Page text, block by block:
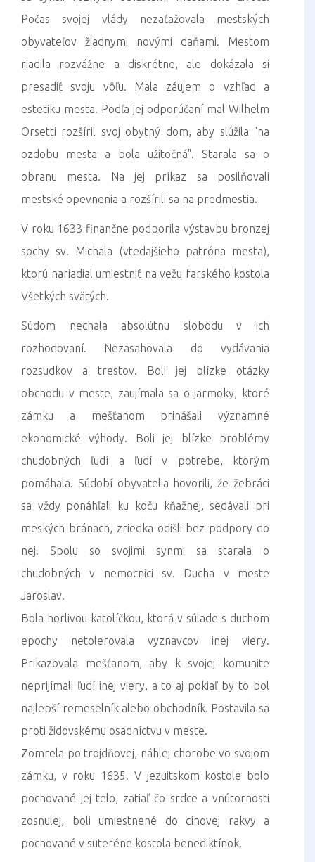
Počas svojej vlády nezaťažovala mestských
obyvateľov žiadnymi novými daňami. Mestom
riadila rozvážne a diskrétne, ale dokázala si
presadiť svoju vôľu. Mala záujem o vzhľad a
estetiku mesta. Podľa jej odporúčaní mal Wilhelm
Orsetti rozšíril svoj obytný dom, aby slúžila "na
ozdobu mesta a bola užitočná". Starala sa o
obranu mesta. Na jej príkaz sa posilňovali
mestské opevnenia a rozšírili sa na predmestia.
V roku 1633 finančne podporila výstavbu bronzej
sochy sv. Michala (vtedajšieho patróna mesta),
ktorú nariadial umiestniť na vežu farského kostola
Všetkých svätých.
Súdom nechala absolútnu slobodu v ich
rozhodovaní. Nezasahovala do vydávania
rozsudkov a trestov. Boli jej blízke otázky
obchodu v meste, zaujímala sa o jarmoky, ktoré
zámku a mešťanom prinášali významné
ekonomické výhody. Boli jej blízke problémy
chudobných ľudí a ľudí v potrebe, ktorým
pomáhala. Súdobí obyvatelia hovorili, že žebráci
sa vždy ponáhľali ku koču kňažnej, sedávali pri
meských bránach, zriedka odišli bez podpory do
nej. Spolu so svojimi synmi sa starala o
chudobných v nemocnici sv. Ducha v meste
Jaroslav.
Bola horlivou katolíčkou, ktorá v súlade s duchom
epochy netolerovala vyznavcov inej viery.
Prikazovala mešťanom, aby k svojej komunite
neprijímali ľudí inej viery, a to aj pokiaľ by to bol
najlepší remeselník alebo obchodník. Postavila sa
proti židovskému osadníctvu v meste.
Zomrela po trojdňovej, náhlej chorobe vo svojom
zámku, v roku 1635. V jezuitskom kostole bolo
pochované jej telo, zatiaľ čo srdce a vnútornosti
zosnulej, boli umiestnené do cínovej rakvy a
pochované v suteréne kostola benediktínok.